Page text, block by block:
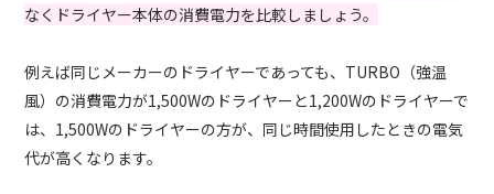
なくドライヤー本体の消費電力を比較しましょう。
例えば同じメーカーのドライヤーであっても、TURBO（強温
風）の消費電力が1,500Wのドライヤーと1,200Wのドライヤーで
は、1,500Wのドライヤーの方が、同じ時間使用したときの電気
代が高くなります。